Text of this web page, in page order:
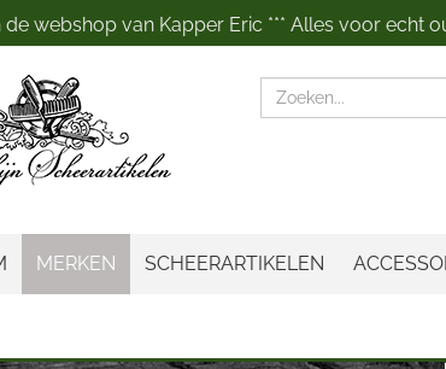
webshop van Kapper Eric *** Alles voor echt
Zoeken
MERKEN SCHEERARTIKELEN